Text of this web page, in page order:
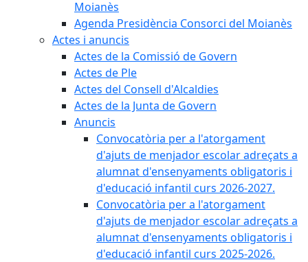
Moianès
Agenda Presidència Consorci del Moianès
Actes i anuncis
Actes de la Comissió de Govern
Actes de Ple
Actes del Consell d'Alcaldies
Actes de la Junta de Govern
Anuncis
Convocatòria per a l'atorgament
d'ajuts de menjador escolar adreçats a
alumnat d'ensenyaments obligatoris i
d'educació infantil curs 2026-2027.
Convocatòria per a l'atorgament
d'ajuts de menjador escolar adreçats a
alumnat d'ensenyaments obligatoris i
d'educació infantil curs 2025-2026.